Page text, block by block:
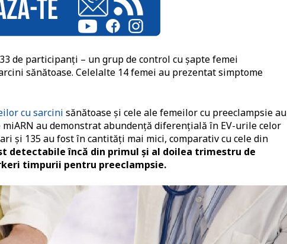
de participanți – un grup de control cu șapte femei
sănătoase. Celelalte 14 femei au prezentat simptome
cu sarcini sănătoase și cele ale femeilor cu preeclampsie au
au demonstrat abundență diferențială în EV-urile celor
și 135 au fost în cantități mai mici, comparativ cu cele din
detectabile încă din primul și al doilea trimestru de
timpurii pentru preeclampsie.